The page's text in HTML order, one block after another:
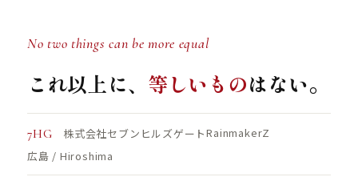
No two things can be more equal
これ以上に、 等しいものはない。
7HG 株式会社セブンヒルズゲートRainmakerZ
広島 / Hiroshima